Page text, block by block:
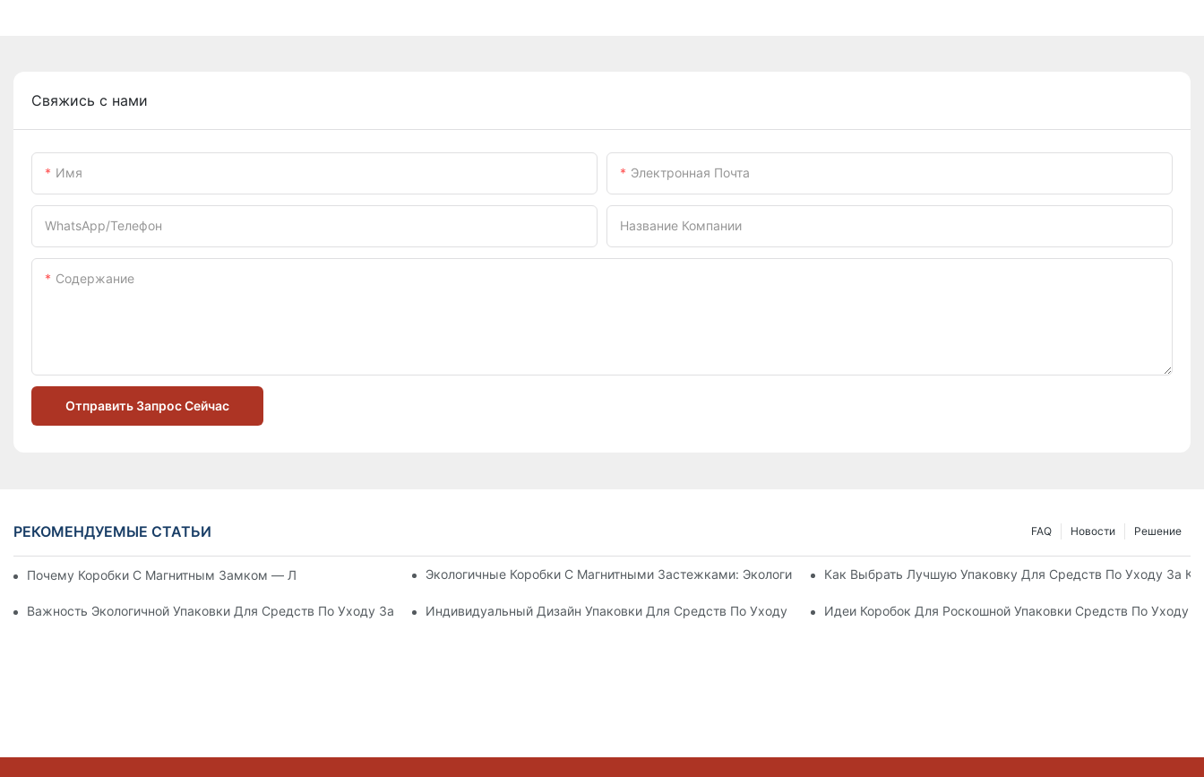
Свяжись с нами
Имя Электронная Почта
WhatsApp/телефон Название Компании
Содержание
Отправить Запрос Сейчас
РЕКОМЕНДУЕМЫЕ СТАТЬИ Решение
Новости
FAQ
Почему Коробки С Магнитным Замком — Лучший Выбор Для Упаковки Премиум-КлассаЭкологичные Коробки С Магнитными Застежками: Экологичные Упаковочные РешенияКак Выбрать Лучшую Упаковку Для Средств По Уходу За
Важность Экологичной Упаковки Для Средств По Уходу За КожейИндивидуальный Дизайн Упаковки Для Средств По Уходу За Кожей, Повышающий Лояльность К Бренду
Идеи Коробок Для Роскошной Упаковки Средств По Уходу